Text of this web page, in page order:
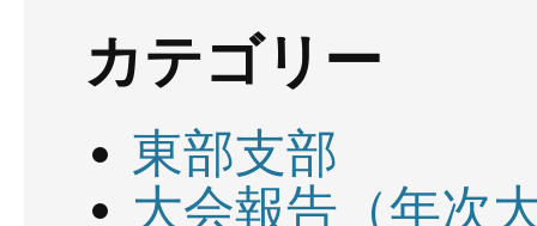
カテゴリー
東部支部
大会報告（年次